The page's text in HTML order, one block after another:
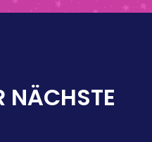
NÄCHSTE